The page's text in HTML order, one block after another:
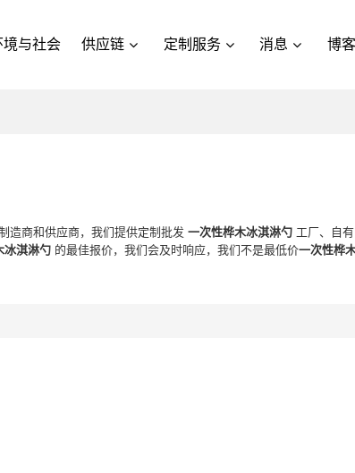
境与社会 供应链 定制服务 消息 博客
造商和供应商，我们提供定制批发一次性桦木冰淇淋勺 工厂、自
冰淇淋勺 的最佳报价，我们会及时响应，我们不是最低价一次性桦